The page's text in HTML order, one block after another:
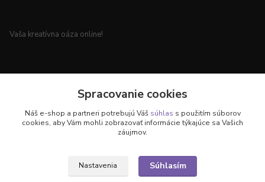
Vaša kreatívna oáza online!
Všetko pre vaše handmade projekty a originálne dekorácie.
Spracovanie cookies
Náš e-shop a partneri potrebujú Váš súhlas s použitím súborov
cookies, aby Vám mohli zobrazovať informácie týkajúce sa Vašich
záujmov.
Nastavenia Súhlasím